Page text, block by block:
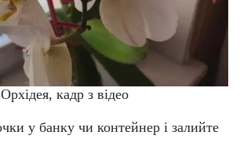
Орхідея, кадр з відео
у банку чи контейнер і залийте